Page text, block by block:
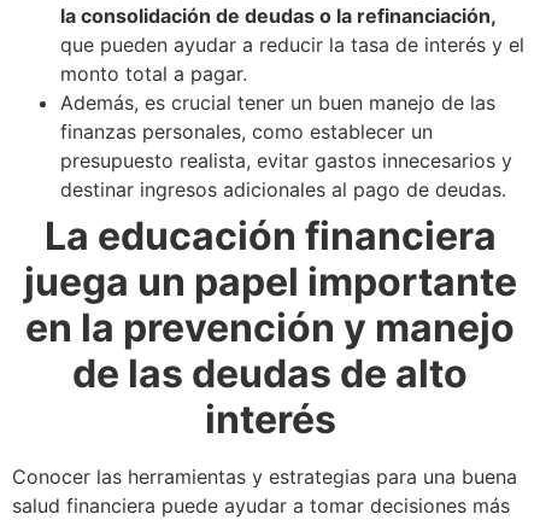
la consolidación de deudas o la refinanciación,
que pueden ayudar a reducir la tasa de interés y el
monto total a pagar.
Además, es crucial tener un buen manejo de las
finanzas personales, como establecer un
presupuesto realista, evitar gastos innecesarios y
destinar ingresos adicionales al pago de deudas.
La educación financiera
juega un papel importante
en la prevención y manejo
de las deudas de alto
interés
Conocer las herramientas y estrategias para una buena
salud financiera puede ayudar a tomar decisiones más